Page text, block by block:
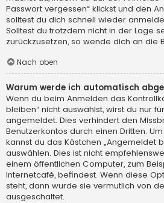
Passwort vergessen“ klickst und den
solltest du dich schnell wieder
Solltest du trotzdem nicht in der Lage
zurückzusetzen, so wende dich an die
Nach oben
Warum werde ich automatisch
Wenn du beim Anmelden das
bleiben“ nicht auswählst, wirst du nur
angemeldet. Dies verhindert den
Benutzerkontos durch einen Dritten.
kannst du das Kästchen „Angemeldet
auswählen. Dies ist nicht
einem öffentlichen Computer, zum
Internetcafé, befindest. Wenn diese
steht, dann wurde sie vermutlich von
ausgeschaltet.